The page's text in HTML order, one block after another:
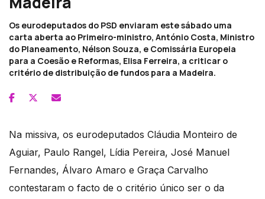
Os eurodeputados do PSD enviaram este sábado uma
carta aberta ao Primeiro-ministro, António Costa, Ministro
do Planeamento, Nélson Souza, e Comissária Europeia
para a Coesão e Reformas, Elisa Ferreira, a criticar o
critério de distribuição de fundos para a Madeira.
Na missiva, os eurodeputados Cláudia Monteiro de
Aguiar, Paulo Rangel, Lídia Pereira, José Manuel
Fernandes, Álvaro Amaro e Graça Carvalho
contestaram o facto de o critério único ser o da